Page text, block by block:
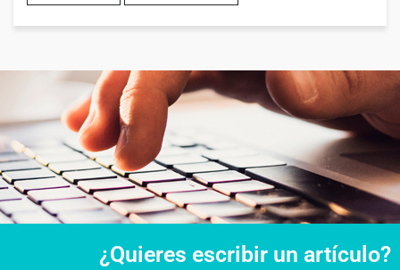
¿Quieres escribir un artículo?